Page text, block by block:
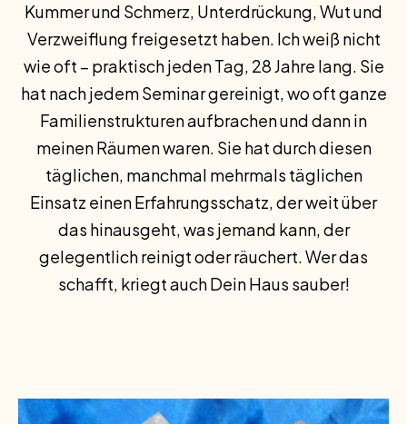
Kummer und Schmerz, Unterdrückung, Wut und
Verzweiflung freigesetzt haben. Ich weiß nicht
wie oft – praktisch jeden Tag, 28 Jahre lang. Sie
hat nach jedem Seminar gereinigt, wo oft ganze
Familienstrukturen aufbrachen und dann in
meinen Räumen waren. Sie hat durch diesen
täglichen, manchmal mehrmals täglichen
Einsatz einen Erfahrungsschatz, der weit über
das hinausgeht, was jemand kann, der
gelegentlich reinigt oder räuchert. Wer das
schafft, kriegt auch Dein Haus sauber!